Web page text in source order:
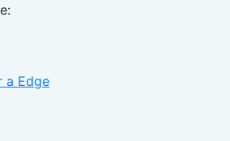
a Edge